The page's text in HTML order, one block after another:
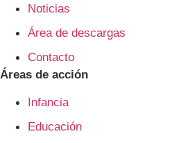
Noticias
Área de descargas
Contacto
Áreas de acción
Infancia
Educación